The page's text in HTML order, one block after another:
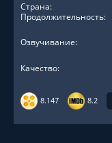
8.147 8.2
Страна:
Продолжительность:
Озвучивание:
Качество: